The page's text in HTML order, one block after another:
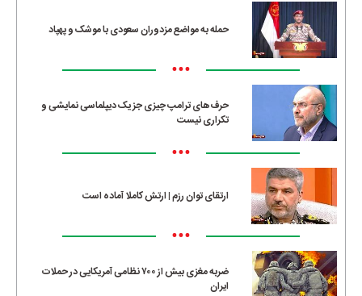
حمله به مواضع مزدوران سعودی با موشک و پهپاد
•••
حرف‌های ترامپ چیزی جز یک دیپلماسی نمایشی و
تکراری نیست
•••
ارتقای توان رزم | ارتش کاملا آماده است
•••
ضربه مغزی بیش از ۷۰۰ نظامی آمریکایی در حملات
ایران